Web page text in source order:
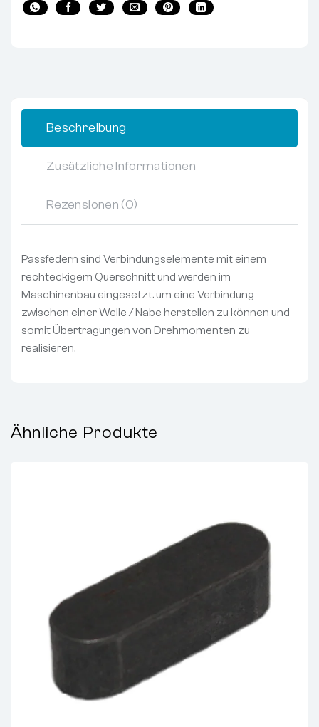
Beschreibung
Zusätzliche Informationen
Rezensionen (0)
Passfedern sind Verbindungselemente mit einem
rechteckigem Querschnitt und werden im
Maschinenbau eingesetzt. um eine Verbindung
zwischen einer Welle / Nabe herstellen zu können und
somit Übertragungen von Drehmomenten zu
realisieren.
Ähnliche Produkte